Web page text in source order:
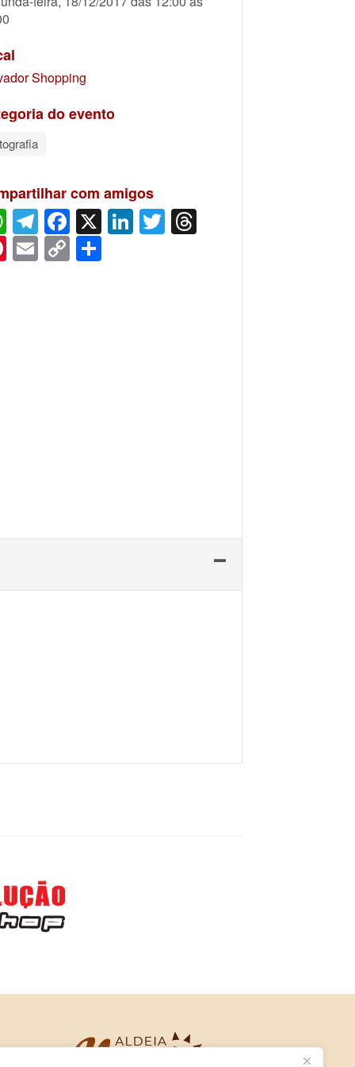
Shopping
do evento
com amigos
WhatsApp
Telegram
Facebook
X LinkedIn
Twitter
Pinterest
Email
Copy
Link